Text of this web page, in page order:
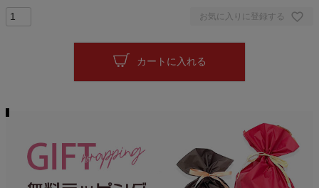
お気に入りに登録する
カートに入れる